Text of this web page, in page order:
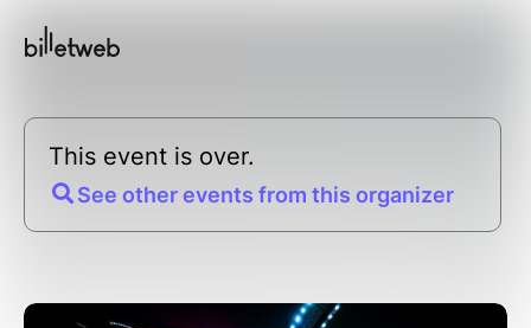
This event is over.
See other events from this organizer